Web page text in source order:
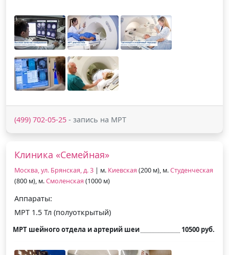
(499) 702-05-25 - запись на МРТ
Клиника «Семейная»
Москва, ул. Брянская, д. 3 | м. Киевская (200 м), м.Студенческая
(800 м), м.Смоленская (1000 м)
Аппараты:
МРТ 1.5 Тл (полуоткрытый)
МРТ шейного отдела и артерий шеи 10500 руб.